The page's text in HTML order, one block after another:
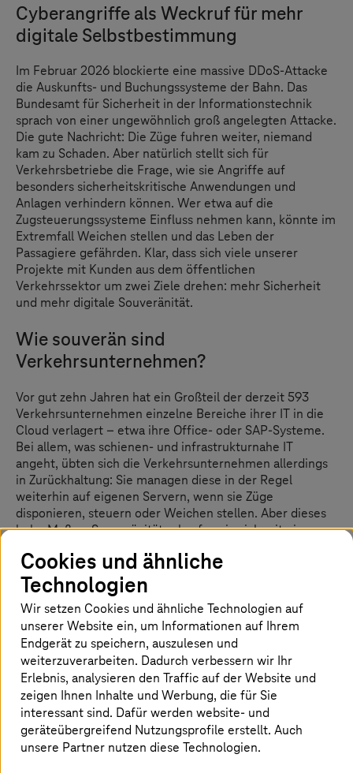
Cyberangriffe als Weckruf für mehr
digitale Selbstbestimmung
Im Februar 2026 blockierte eine massive DDoS-Attacke
die Auskunfts- und Buchungssysteme der Bahn. Das
Bundesamt für Sicherheit in der Informationstechnik
sprach von einer ungewöhnlich groß angelegten Attacke.
Die gute Nachricht: Die Züge fuhren weiter, niemand
kam zu Schaden. Aber natürlich stellt sich für
Verkehrsbetriebe die Frage, wie sie Angriffe auf
besonders sicherheitskritische Anwendungen und
Anlagen verhindern können. Wer etwa auf die
Zugsteuerungssysteme Einfluss nehmen kann, könnte im
Extremfall Weichen stellen und das Leben der
Passagiere gefährden. Klar, dass sich viele unserer
Projekte mit Kunden aus dem öffentlichen
Verkehrssektor um zwei Ziele drehen: mehr Sicherheit
und mehr digitale Souveränität.
Wie souverän sind
Verkehrsunternehmen?
Vor gut zehn Jahren hat ein Großteil der derzeit 593
Verkehrsunternehmen einzelne Bereiche ihrer IT in die
Cloud verlagert – etwa ihre Office- oder SAP-Systeme.
Bei allem, was schienen- und infrastrukturnahe IT
angeht, übten sich die Verkehrsunternehmen allerdings
in Zurückhaltung: Sie managen diese in der Regel
weiterhin auf eigenen Servern, wenn sie Züge
disponieren, steuern oder Weichen stellen. Aber dieses
hohe Maß an Souveränität erkaufen sie sich mit einem
gegen Cyberattacken verteidigen– was nicht zur
Kernkompetenz der Unternehmen gehört. Gerade
kleinere Verkehrsbetriebe fühlen sich dabei nicht auf der
sicheren Spur.
Warum digitale Souveränität nicht
warten kann
98 Prozent
Cookies und ähnliche
Technologien
Wir setzen Cookies und ähnliche Technologien auf
unserer Website ein, um Informationen auf Ihrem
Endgerät zu speichern, auszulesen und
weiterzuverarbeiten. Dadurch verbessern wir Ihr
Erlebnis, analysieren den Traffic auf der Website und
zeigen Ihnen Inhalte und Werbung, die für Sie
interessant sind. Dafür werden website- und
geräteübergreifend Nutzungsprofile erstellt. Auch
unsere Partner nutzen diese Technologien.